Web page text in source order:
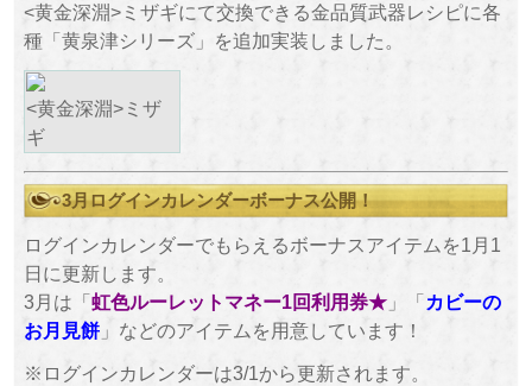
<黄金深淵>ミザギにて交換できる金品質武器レシピに各
種「黄泉津シリーズ」を追加実装しました。
<黄金深淵>ミザ
ギ
3月ログインカレンダーボーナス公開！
ログインカレンダーでもらえるボーナスアイテムを1月1
日に更新します。
3月は「虹色ルーレットマネー1回利用券★」「カビーの
お月見餅」などのアイテムを用意しています！
※ログインカレンダーは3/1から更新されます。